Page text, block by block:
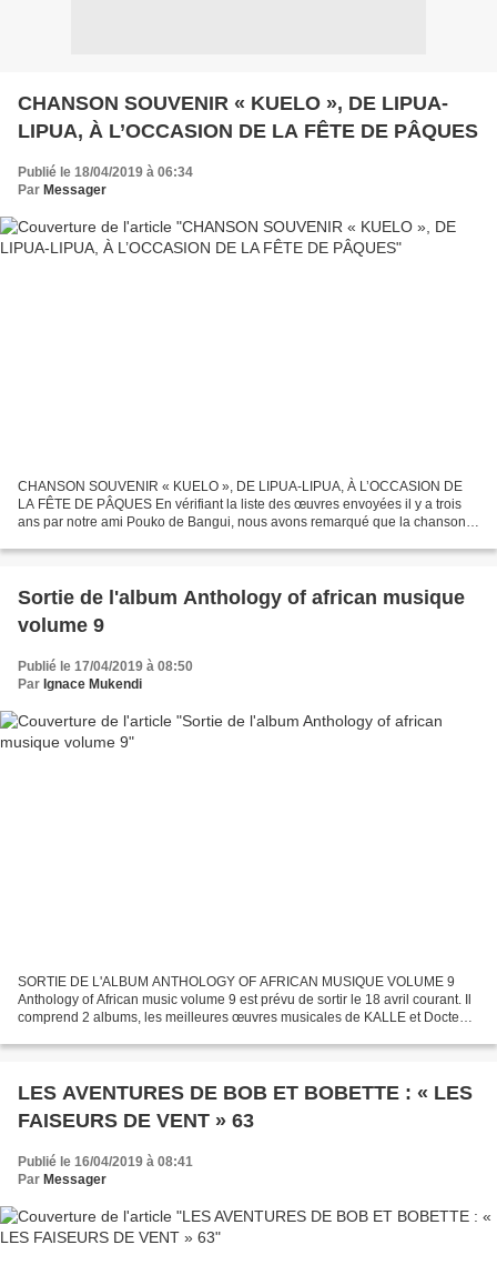
CHANSON SOUVENIR « KUELO », DE LIPUA-
LIPUA, À L’OCCASION DE LA FÊTE DE PÂQUES
Publié le 18/04/2019 à 06:34
Par Messager
CHANSON SOUVENIR « KUELO », DE LIPUA-LIPUA, À L’OCCASION DE
LA FÊTE DE PÂQUES En vérifiant la liste des œuvres envoyées il y a trois
ans par notre ami Pouko de Bangui, nous avons remarqué que la chanson «
Sortie de l'album Anthology of african musique
volume 9
Publié le 17/04/2019 à 08:50
Par Ignace Mukendi
SORTIE DE L'ALBUM ANTHOLOGY OF AFRICAN MUSIQUE VOLUME 9
Anthology of African music volume 9 est prévu de sortir le 18 avril courant. Il
comprend 2 albums, les meilleures œuvres musicales de KALLE et Docteur
LES AVENTURES DE BOB ET BOBETTE : « LES
FAISEURS DE VENT » 63
Publié le 16/04/2019 à 08:41
Par Messager